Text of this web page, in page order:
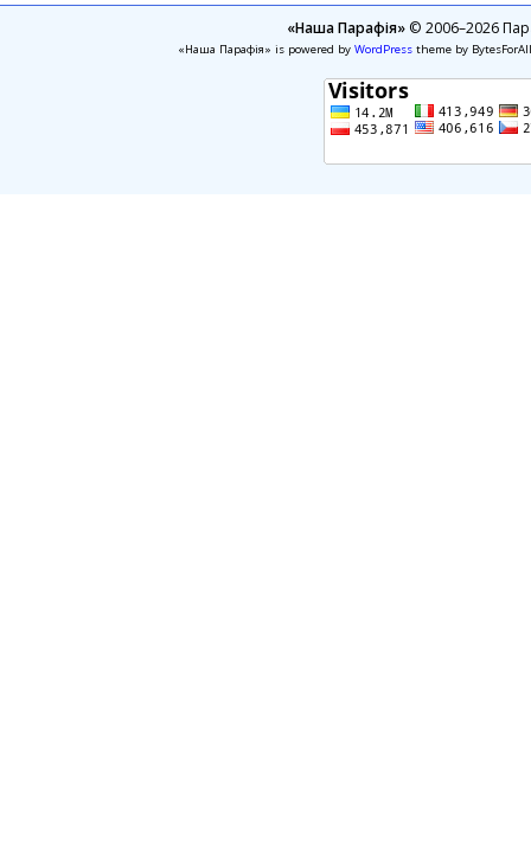
«Наша Парафія»© 2006–2026
«Наша Парафія» is powered by WordPresstheme by